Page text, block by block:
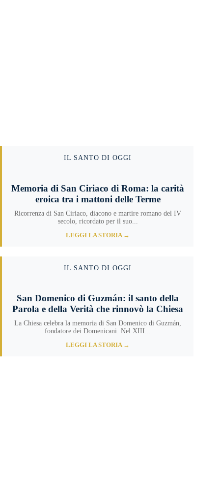
IL SANTO DI OGGI
Memoria di San Ciriaco di Roma: la carità
eroica tra i mattoni delle Terme
Ricorrenza di San Ciriaco, diacono e martire romano del IV
secolo, ricordato per il suo...
LEGGI LA STORIA →
IL SANTO DI OGGI
San Domenico di Guzmán: il santo della
Parola e della Verità che rinnovò la Chiesa
La Chiesa celebra la memoria di San Domenico di Guzmán,
fondatore dei Domenicani. Nel XIII...
LEGGI LA STORIA →